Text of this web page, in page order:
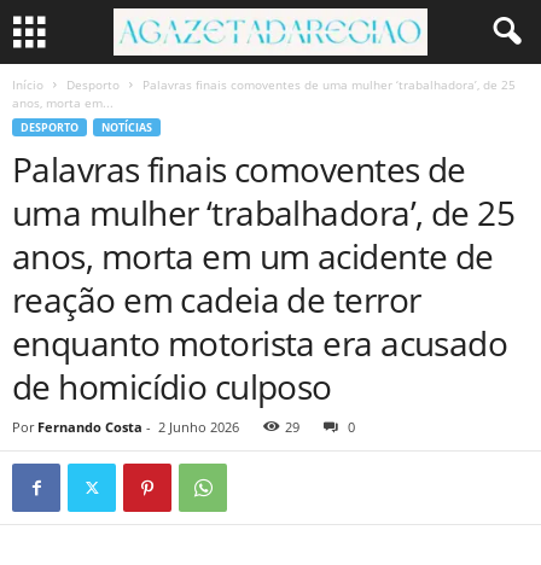
Início Desporto
Palavras finais comoventes de uma mulher ‘trabalhadora’, de 25
anos, morta em...
DESPORTO NOTÍCIAS
Palavras finais comoventes de
uma mulher ‘trabalhadora’, de 25
anos, morta em um acidente de
reação em cadeia de terror
enquanto motorista era acusado
de homicídio culposo
Por Fernando Costa - 2 Junho 2026 29 0